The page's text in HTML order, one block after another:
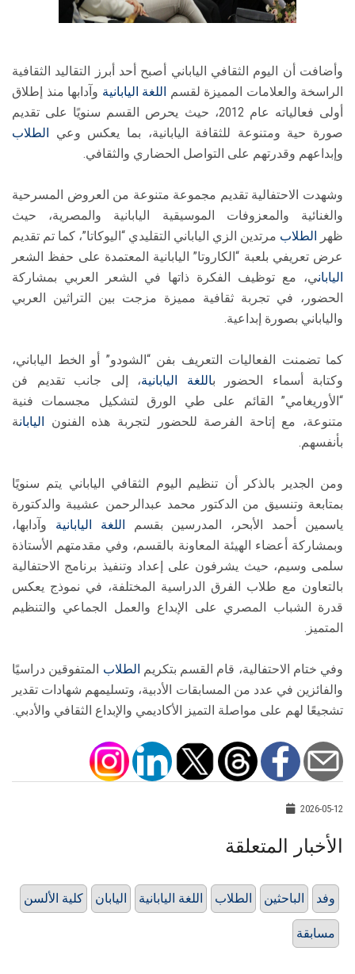
وأضافت أن اليوم الثقافي الياباني أصبح أحد أبرز التقاليد الثقافية
الراسخة والعلامات المميزة لقسم اللغة اليابانية وآدابها منذ إطلاق
أولى فعالياته عام 2012، حيث يحرص القسم سنويًا على تقديم
صورة حية ومتنوعة للثقافة اليابانية، بما يعكس وعي
الطلاب
وإبداعهم وقدرتهم على التواصل الحضاري والثقافي.
وشهدت الاحتفالية تقديم مجموعة متنوعة من العروض المسرحية
والغنائية والمعزوفات الموسيقية اليابانية والمصرية، حيث
ظهر
الطلاب مرتدين الزي الياباني التقليدي “اليوكاتا”، كما تم تقديم
عرض تعريفي بلعبة “الكاروتا” اليابانية المعتمدة على حفظ الشعر
الياباني، مع توظيف الفكرة ذاتها في الشعر العربي بمشاركة
الحضور، في تجربة ثقافية مميزة مزجت بين التراثين العربي
والياباني بصورة إبداعية.
كما تضمنت الفعاليات التعريف بفن “الشودو” أو الخط الياباني،
وكتابة أسماء الحضور باللغة اليابانية، إلى جانب تقديم فن
“الأوريغامي” القائم على طي الورق لتشكيل مجسمات فنية
متنوعة، مع إتاحة الفرصة للحضور لتجربة هذه الفنون
اليابانة
بأنفسهم.
ومن الجدير بالذكر أن تنظيم اليوم الثقافي الياباني يتم سنويًا
بمتابعة وتنسيق من الدكتور محمد عبدالرحمن عشيبة والدكتورة
ياسمين أحمد الأبحر، المدرسين بقسم
اللغة اليابانية وآدابها،
وبمشاركة أعضاء الهيئة المعاونة بالقسم، وفي مقدمتهم الأستاذة
سلمى وسيم، حيث يشرفون على إعداد وتنفيذ برنامج الاحتفالية
بالتعاون مع طلاب الفرق الدراسية المختلفة، في نموذج يعكس
قدرة الشباب المصري على الإبداع والعمل الجماعي والتنظيم
المتميز.
وفي ختام الاحتفالية، قام القسم بتكريم الطلاب المتفوقين دراسيًا
والفائزين في عدد من المسابقات الأدبية، وتسليمهم شهادات تقدير
تشجيعًا لهم على مواصلة التميز الأكاديمي والإبداع الثقافي والأدبي.
2026-05-12
الأخبار المتعلقة
كلية الألسن اليابان اللغة اليابانية الطلاب الباحثين وفد
مسابقة